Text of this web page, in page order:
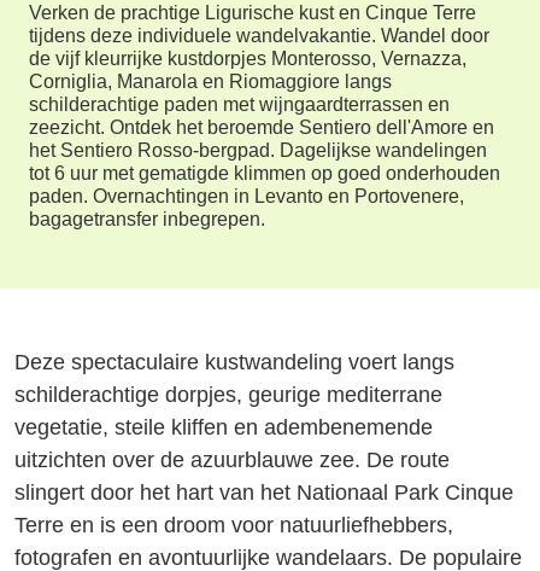
Verken de prachtige Ligurische kust en Cinque Terre
tijdens deze individuele wandelvakantie. Wandel door
de vijf kleurrijke kustdorpjes Monterosso, Vernazza,
Corniglia, Manarola en Riomaggiore langs
schilderachtige paden met wijngaardterrassen en
zeezicht. Ontdek het beroemde Sentiero dell'Amore en
het Sentiero Rosso-bergpad. Dagelijkse wandelingen
tot 6 uur met gematigde klimmen op goed onderhouden
paden. Overnachtingen in Levanto en Portovenere,
bagagetransfer inbegrepen.
Deze spectaculaire kustwandeling voert langs
schilderachtige dorpjes, geurige mediterrane
vegetatie, steile kliffen en adembenemende
uitzichten over de azuurblauwe zee. De route
slingert door het hart van het Nationaal Park Cinque
Terre en is een droom voor natuurliefhebbers,
fotografen en avontuurlijke wandelaars. De populaire